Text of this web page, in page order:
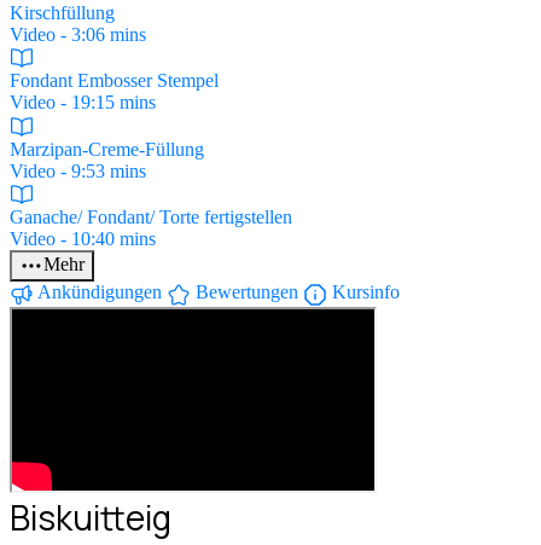
Kirschfüllung
Video - 3:06 mins
Fondant Embosser Stempel
Video - 19:15 mins
Marzipan-Creme-Füllung
Video - 9:53 mins
Ganache/ Fondant/ Torte fertigstellen
Video - 10:40 mins
Mehr
Ankündigungen
Bewertungen Kursinfo
Biskuitteig